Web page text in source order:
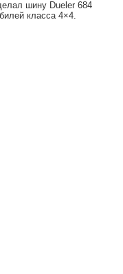
шину Dueler 684
класса 4×4.